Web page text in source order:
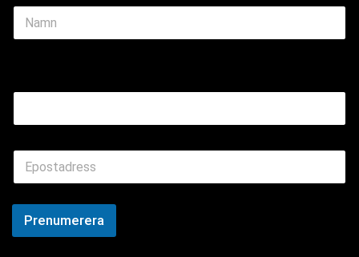
N
m
E
a
i
*
Prenumerera